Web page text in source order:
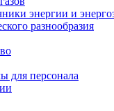
энергии и
разнообразия
для персонала